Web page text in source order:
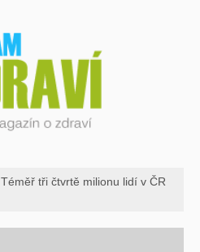
Téměř tři čtvrtě milionu lidí v ČR